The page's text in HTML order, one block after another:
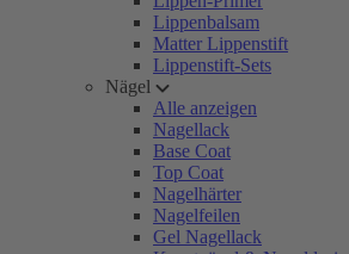
Lippenbalsam
Matter Lippenstift
Lippenstift-Sets
Nägel
Alle anzeigen
Nagellack
Base Coat
Top Coat
Nagelhärter
Nagelfeilen
Gel Nagellack